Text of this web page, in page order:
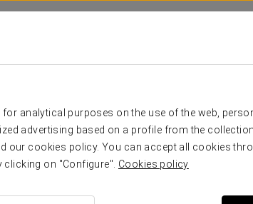
analytical purposes on the use of the web,
advertising based on a profile from the
our cookies policy. You can accept all cookies
on "Configure". Cookies policy